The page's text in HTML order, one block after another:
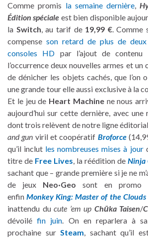
Comme promis la semaine dernière,
Édition spéciale est bien disponible
la Switch, au tarif de 19,99 €. Comme
compense son retard de plus de
consoles HD par l’ajout de contenu
l’occurrence deux nouvelles armes et
de dénicher les objets cachés, que l’on
une grande tour elle aussi exclusive à la
Et le jeu de Heart Machinene nous
aujourd’hui sur cette dernière, avec
dont trois relèvent de notre ligne
and gun viril et coopératif Broforce
qu’il inclut les nombreuses mises à jour
titre de Free Lives, la réédition de Ninja
sachant que – grande première si je ne
de jeux Neo·Geo sont en promo
enfinMonkey King: Master of the Clouds
inattendu du cute ’em up Chūka Taisen/
dévoiléfin juin. On en reparlera à
prochaine sur Steam, sachant qu’il